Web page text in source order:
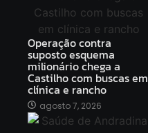
Operação contra
suposto esquema
milionário chega a
Castilho com buscas em
clínica e rancho
agosto 7, 2026